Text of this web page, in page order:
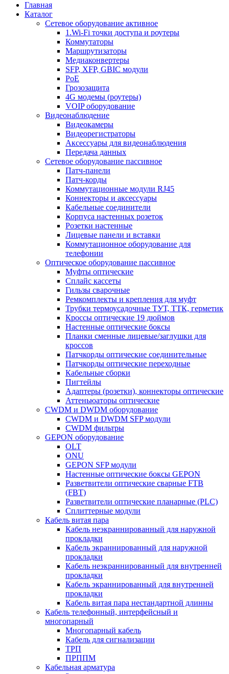
Главная
Каталог
Сетевое оборудование активное
1.Wi-Fi точки доступа и роутеры
Коммутаторы
Маршрутизаторы
Медиаконвертеры
SFP, XFP, GBIC модули
PoE
Грозозащита
4G модемы (роутеры)
VOIP оборудование
Видеонаблюдение
Видеокамеры
Видеорегистраторы
Аксессуары для видеонаблюдения
Передача данных
Сетевое оборудование пассивное
Патч-панели
Патч-корды
Коммутационные модули RJ45
Коннекторы и аксессуары
Кабельные соединители
Корпуса настенных розеток
Розетки настенные
Лицевые панели и вставки
Коммутационное оборудование для
телефонии
Оптическое оборудование пассивное
Муфты оптические
Сплайс кассеты
Гильзы сварочные
Ремкомплекты и крепления для муфт
Трубки термоусадочные ТУТ, ТТК, герметик
Кроссы оптические 19 дюймов
Настенные оптические боксы
Планки сменные лицевые/заглушки для
кроссов
Патчкорды оптические соединительные
Патчкорды оптические переходные
Кабельные сборки
Пигтейлы
Адаптеры (розетки), коннекторы оптические
Аттеньюаторы оптические
CWDM и DWDM оборудование
CWDM и DWDM SFP модули
CWDM фильтры
GEPON оборудование
OLT
ONU
GEPON SFP модули
Настенные оптические боксы GEPON
Разветвители оптические сварные FTB
(FBT)
Разветвители оптические планарные (PLC)
Сплиттерные модули
Кабель витая пара
Кабель неэкраннированный для наружной
прокладки
Кабель экраннированный для наружной
прокладки
Кабель неэкраннированный для внутренней
прокладки
Кабель экраннированный для внутренней
прокладки
Кабель витая пара нестандартной длинны
Кабель телефонный, интерфейсный и
многопарный
Многопарный кабель
Кабель для сигнализации
ТРП
ПРППМ
Кабельная арматура